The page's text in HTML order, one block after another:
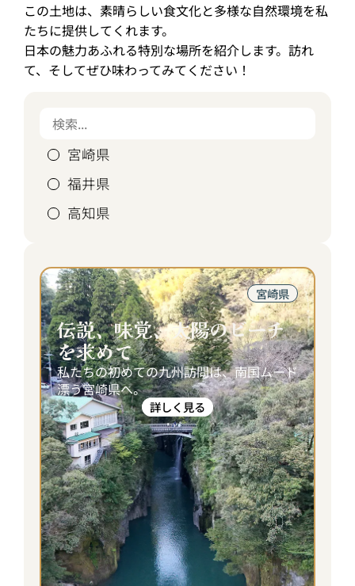
この土地は、素晴らしい食文化と多様な自然環境を私
たちに提供してくれます。
日本の魅力あふれる特別な場所を紹介します。訪れ
て、そしてぜひ味わってみてください！
宮崎県
福井県
高知県
宮崎県
伝説、味覚、太陽のビーチ
を求めて
私たちの初めての九州訪問は、南国ムード
漂う宮崎県へ。
詳しく見る